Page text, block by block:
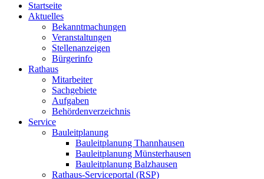
Startseite
Aktuelles
Bekanntmachungen
Veranstaltungen
Stellenanzeigen
Bürgerinfo
Rathaus
Mitarbeiter
Sachgebiete
Aufgaben
Behördenverzeichnis
Service
Bauleitplanung
Bauleitplanung Thannhausen
Bauleitplanung Münsterhausen
Bauleitplanung Balzhausen
Rathaus-Serviceportal (RSP)